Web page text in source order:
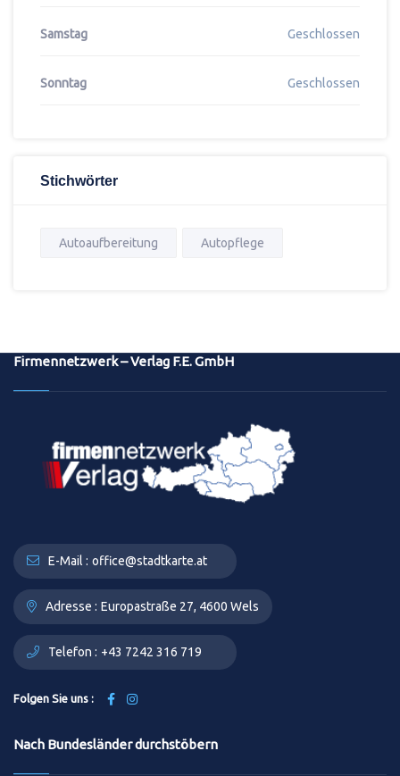
Samstag Geschlossen
Sonntag Geschlossen
Stichwörter
Autoaufbereitung Autopflege
Firmennetzwerk – Verlag F.E. GmbH
E-Mail : office@stadtkarte.at
Adresse : Europastraße 27, 4600 Wels
Telefon : +43 7242 316 719
Folgen Sie uns :
Nach Bundesländer durchstöbern